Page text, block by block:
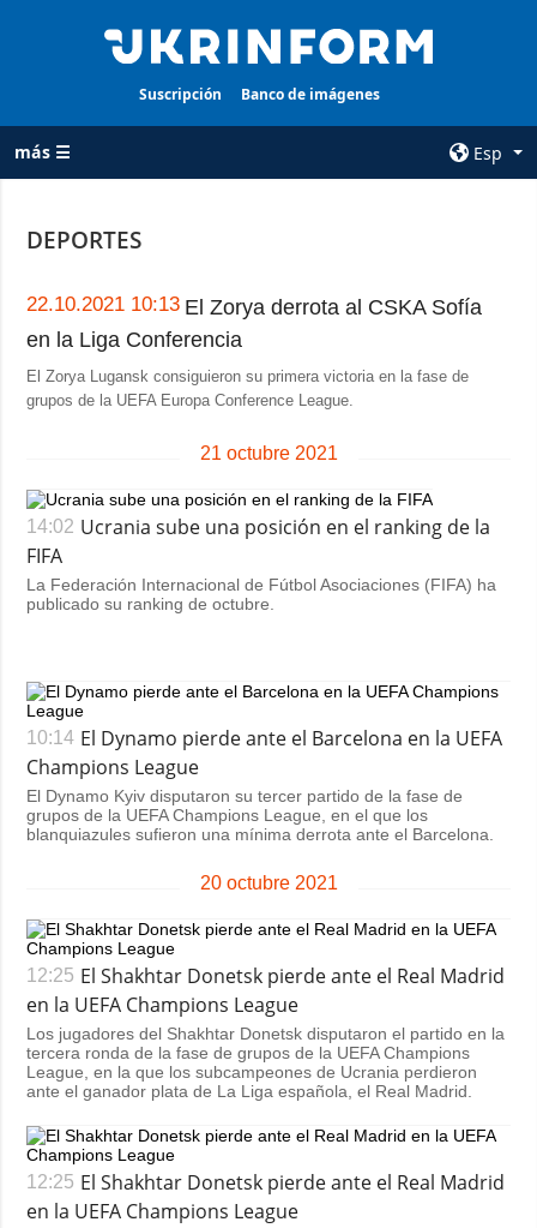
Suscripción Banco de imágenes
más ☰
Esp
CATEGORÍAS
Guerra
Reconstrucción
de Ucrania
Defensa
Cultura
Deportes
Desastres y
emergencias
sobre la agencia
condiciones de
suscripción
servicios
privacidad y
protección de
ADICIONAL
Podcasts
Publicaciones
Fotos
Video
Releases
Suscripción
Banco de
imágenes
DEPORTES
22.10.2021 10:13 El Zorya derrota al CSKA Sofía
en la Liga Conferencia
El Zorya Lugansk consiguieron su primera victoria en la fase de
grupos de la UEFA Europa Conference League.
21 octubre 2021
14:02 Ucrania sube una posición en el ranking de la
FIFA
La Federación Internacional de Fútbol Asociaciones (FIFA) ha
publicado su ranking de octubre.
10:14 El Dynamo pierde ante el Barcelona en la UEFA
Champions League
El Dynamo Kyiv disputaron su tercer partido de la fase de
grupos de la UEFA Champions League, en el que los
blanquiazules sufieron una mínima derrota ante el Barcelona.
20 octubre 2021
12:25 El Shakhtar Donetsk pierde ante el Real Madrid
en la UEFA Champions League
Los jugadores del Shakhtar Donetsk disputaron el partido en la
tercera ronda de la fase de grupos de la UEFA Champions
League, en la que los subcampeones de Ucrania perdieron
ante el ganador plata de La Liga española, el Real Madrid.
12:25 El Shakhtar Donetsk pierde ante el Real Madrid
en la UEFA Champions League